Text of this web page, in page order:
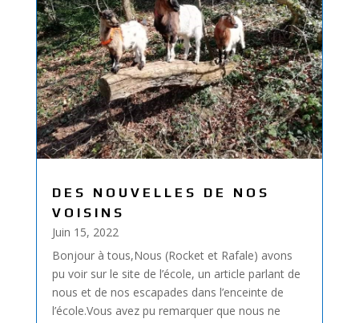
DES NOUVELLES DE NOS
VOISINS
Juin 15, 2022
Bonjour à tous,Nous (Rocket et Rafale) avons
pu voir sur le site de l’école, un article parlant de
nous et de nos escapades dans l’enceinte de
l’école.Vous avez pu remarquer que nous ne